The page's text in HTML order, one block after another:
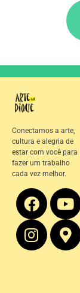
Conectamos a arte,
cultura e alegria de
estar com você para
fazer um trabalho
cada vez melhor.